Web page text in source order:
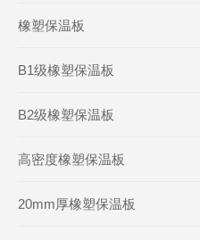
橡塑保温板
B1级橡塑保温板
B2级橡塑保温板
高密度橡塑保温板
20mm厚橡塑保温板